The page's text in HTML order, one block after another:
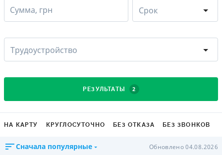
Сумма, грн Срок
Трудоустройство
РЕЗУЛЬТАТЫ 2
НА КАРТУ КРУГЛОСУТОЧНО БЕЗ ОТКАЗА БЕЗ ЗВОНКОВ
Сначала популярные Обновлено 04.08.2026